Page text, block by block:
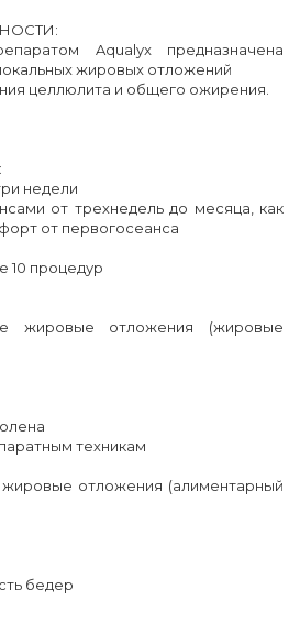
Aqualyx предназначена
жировых отложений
целлюлита и общего ожирения.
недели
от трехнедель до месяца, как
от первогосеанса
10 процедур
жировые отложения (жировые
техникам
отложения (алиментарный
бедер